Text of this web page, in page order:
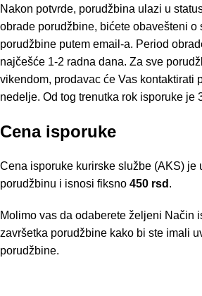
Nakon potvrde, porudžbina ulazi u
obrade porudžbine, bićete obavešteni o
porudžbine putem email-a. Period
najčešće 1-2 radna dana. Za sve
vikendom, prodavac će Vas kontaktirati
nedelje. Od tog trenutka rok isporuke je
Cena isporuke
Cena isporuke kurirske službe (AKS) je
porudžbinu i isnosi fiksno 450 rsd .
Molimo vas da odaberete željeni Način
završetka porudžbine kako bi ste imali
porudžbine.